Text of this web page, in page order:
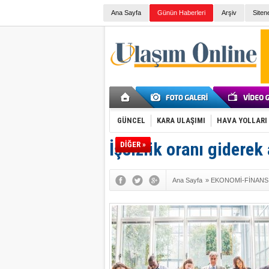
Ana Sayfa Günün Haberleri Arşiv
GÜNCEL KARA ULAŞIMI HAVA YOLLARI
DİĞER »
İşsizlik oranı giderek
Ana Sayfa » EKONOMİ-FİNANS